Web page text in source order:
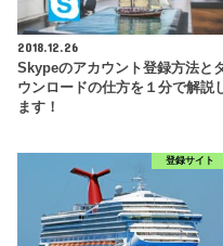
2018.12.26
Skypeのアカウント登録方法と
ウンロードの仕方を１分で解説
ます！
登録サイト